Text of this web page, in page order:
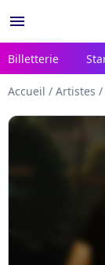
menu
Billetterie
Accueil / Artistes /